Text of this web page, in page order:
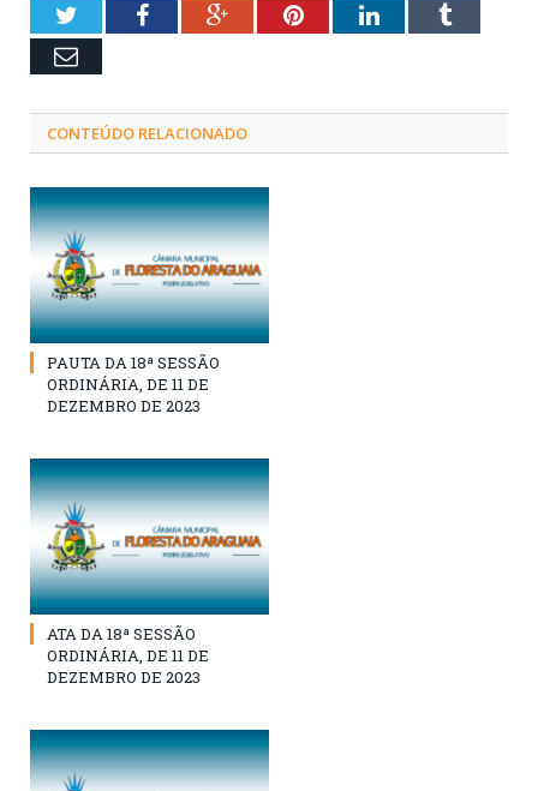
TwitterFacebookGoogle+PinterestLinkedInTumblr
Email
CONTEÚDO RELACIONADO
PAUTA DA 18ª SESSÃO
ORDINÁRIA, DE 11 DE
DEZEMBRO DE 2023
ATA DA 18ª SESSÃO
ORDINÁRIA, DE 11 DE
DEZEMBRO DE 2023